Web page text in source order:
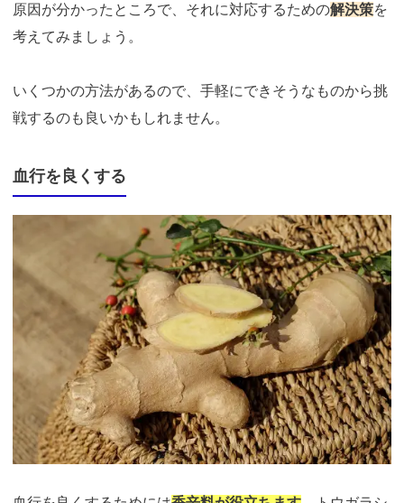
原因が分かったところで、それに対応するための解決策を
考えてみましょう。
いくつかの方法があるので、手軽にできそうなものから挑
戦するのも良いかもしれません。
血行を良くする